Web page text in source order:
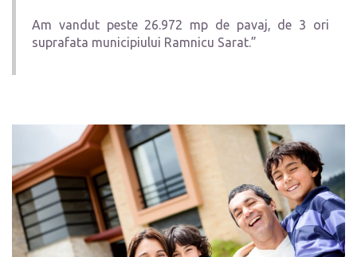
Am vandut peste 26.972 mp de pavaj, de 3 ori
suprafata municipiului Ramnicu Sarat.”